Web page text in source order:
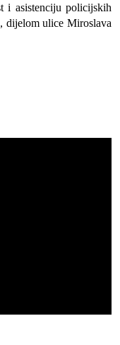
i asistenciju policijskih
dijelom ulice Miroslava